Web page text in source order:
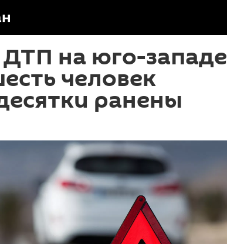
на юго-западе
человек
ранены